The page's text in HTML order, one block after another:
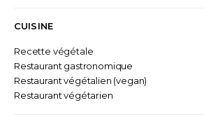
CUISINE
Recette végétale
Restaurant gastronomique
Restaurant végétalien (vegan)
Restaurant végétarien